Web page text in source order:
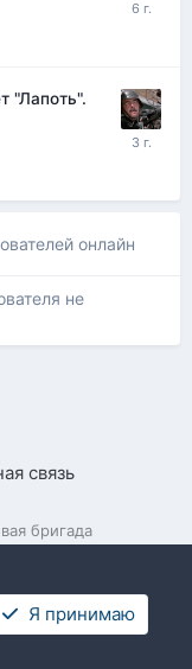
"Лапоть".
онлайн
не
связь
бригада
Я принимаю